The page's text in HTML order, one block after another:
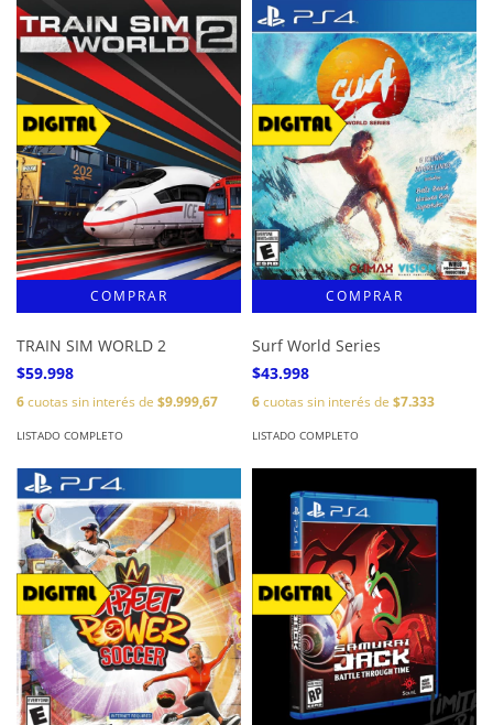
TRAIN SIM WORLD 2
$59.998
6cuotas sin interés de $9.999,67
LISTADO COMPLETO
Surf World Series
$43.998
6cuotas sin interés de $7.333
LISTADO COMPLETO